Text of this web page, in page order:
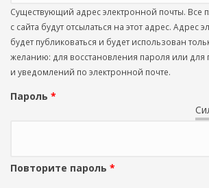
Существующий адрес электронной почты. Все
с сайта будут отсылаться на этот адрес. Адрес
будет публиковаться и будет использован
желанию: для восстановления пароля или для
и уведомлений по электронной почте.
Пароль *
Повторите пароль *